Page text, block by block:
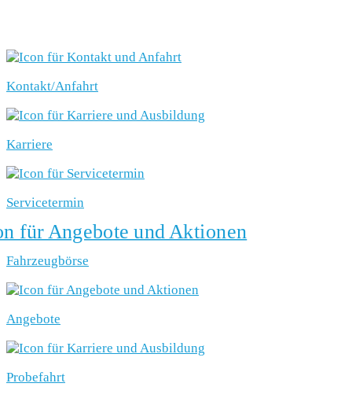
Kontakt/Anfahrt
Karriere
Servicetermin
Fahrzeugbörse
Angebote
Probefahrt